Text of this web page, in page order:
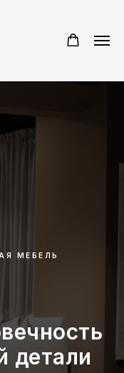
МЕБЕЛЬ
детали